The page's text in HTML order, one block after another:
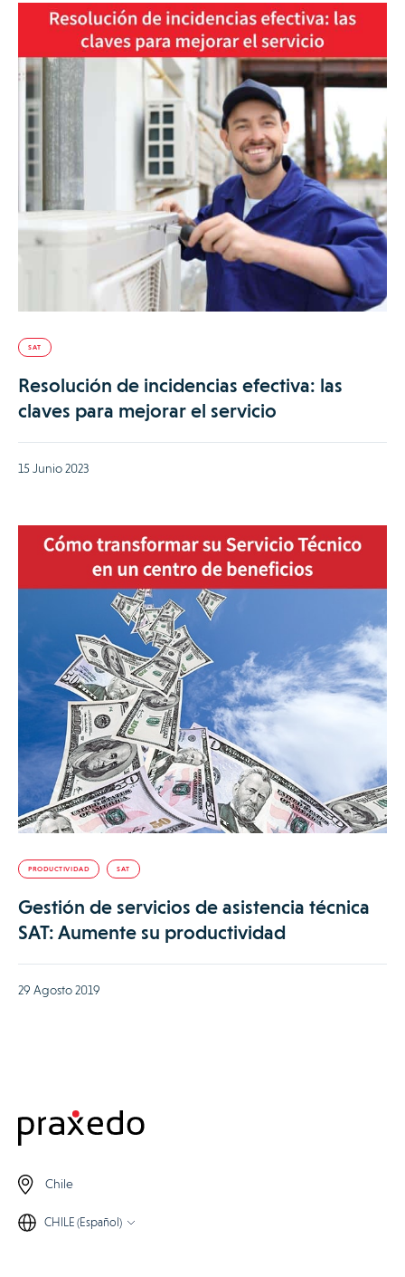
SAT
Resolución de incidencias efectiva: las
claves para mejorar el servicio
15 Junio 2023
PRODUCTIVIDAD SAT
Gestión de servicios de asistencia técnica
SAT: Aumente su productividad
29 Agosto 2019
Chile
CHILE (Español)